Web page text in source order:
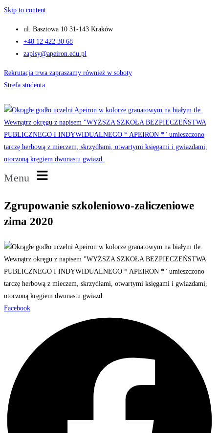
Skip to content
ul. Basztowa 10 31-143 Kraków
+48 12 422 30 68
zapisy@apeiron.edu.pl
Rekrutacja trwa zapraszamy również w soboty
Strefa studenta
Menu
Zgrupowanie szkoleniowo-zaliczeniowe
zima 2020
Facebook